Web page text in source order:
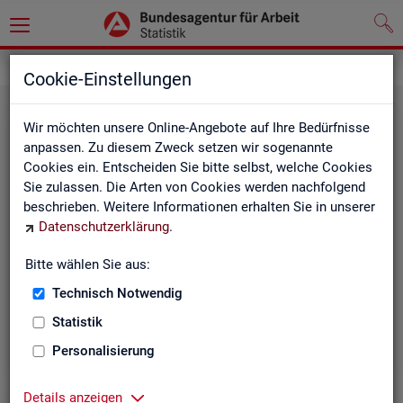
Cookie-Einstellungen
Wir möchten unsere Online-Angebote auf Ihre Bedürfnisse
anpassen. Zu diesem Zweck setzen wir sogenannte
Cookies ein. Entscheiden Sie bitte selbst, welche Cookies
Sie zulassen. Die Arten von Cookies werden nachfolgend
beschrieben. Weitere Informationen erhalten Sie in unserer
Datenschutzerklärung.
Bitte wählen Sie aus:
Technisch Notwendig
Statistik
Personalisierung
Details anzeigen
Re­gio­na­le Glie­de­run­gen
Landkreise) in den Statistiken der BA